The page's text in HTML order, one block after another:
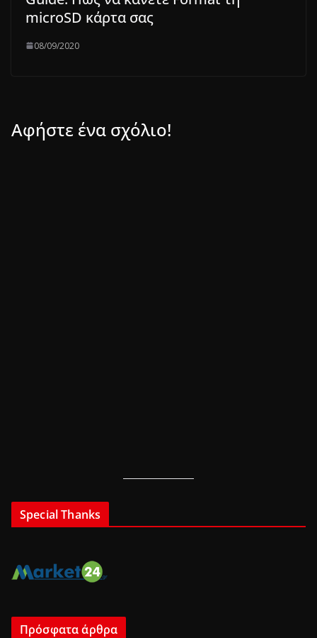
microSD κάρτα σας
08/09/2020
Αφήστε ένα σχόλιο!
Special Thanks
Πρόσφατα άρθρα